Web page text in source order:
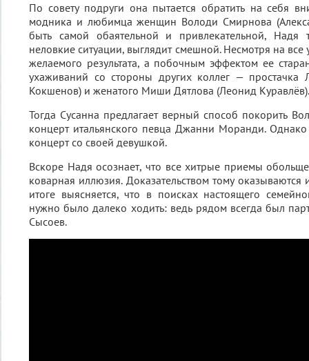
По совету подруги она пытается обратить на себя
модника и любимца женщин Володи Смирнова
быть самой обаятельной и привлекательной,
неловкие ситуации, выглядит смешной. Несмотря на все
желаемого результата, а побочным эффектом ее
ухаживаний со стороны других коллег —
Кокшенов) и женатого Миши Дятлова (Леонид Куравлёв).
Тогда Сусанна предлагает верный способ покорить
концерт итальянского певца Джанни Моранди.
концерт со своей девушкой.
Вскоре Надя осознает, что все хитрые приемы
коварная иллюзия. Доказательством тому
итоге выясняется, что в поисках настоящего
нужно было далеко ходить: ведь рядом всегда был
Сысоев.